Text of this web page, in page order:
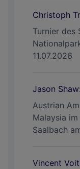
Christoph
Turnier
11.07.2026
Jason
Austrian
Malaysia
Saalbach
Vincent